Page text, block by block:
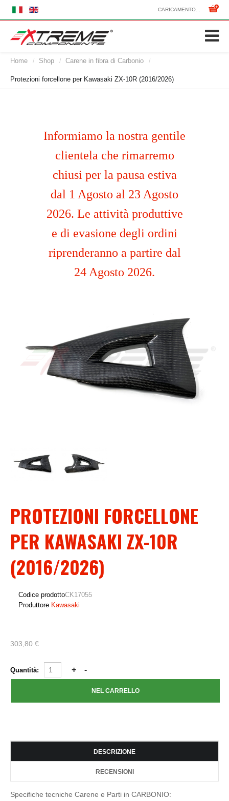
CARICAMENTO...
Home / Shop / Carene in fibra di Carbonio /
Protezioni forcellone per Kawasaki ZX-10R (2016/2026)
Informiamo la nostra gentile
clientela che rimarremo
chiusi per la pausa estiva
dal 1 Agosto al 23 Agosto
2026. Le attività produttive
e di evasione degli ordini
riprenderanno a partire dal
24 Agosto 2026.
PROTEZIONI FORCELLONE
PER KAWASAKI ZX-10R
(2016/2026)
Codice prodottoCK17055
Produttore Kawasaki
303,80 €
Quantità:
DESCRIZIONE
RECENSIONI
Specifiche tecniche Carene e Parti in CARBONIO: